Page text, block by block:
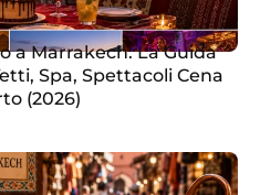
a Marrakech: La Guida
Spa, Spettacoli Cena
(2026)